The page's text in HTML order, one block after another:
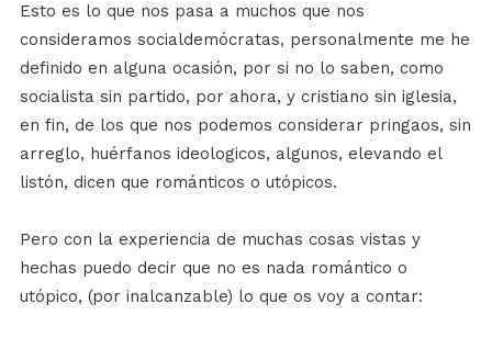
Esto es lo que nos pasa a muchos que nos
consideramos socialdemócratas, personalmente me he
definido en alguna ocasión, por si no lo saben, como
socialista sin partido, por ahora, y cristiano sin iglesia,
en fin, de los que nos podemos considerar pringaos, sin
arreglo, huérfanos ideologicos, algunos, elevando el
listón, dicen que románticos o utópicos.
Pero con la experiencia de muchas cosas vistas y
hechas puedo decir que no es nada romántico o
utópico, (por inalcanzable) lo que os voy a contar: